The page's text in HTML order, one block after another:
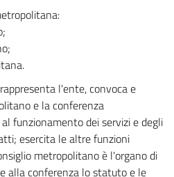
l'ente, convoca e
e la conferenza
funzionamento dei servizi e degli
esercita le altre funzioni
metropolitano è l'organo di
alla conferenza lo statuto e le